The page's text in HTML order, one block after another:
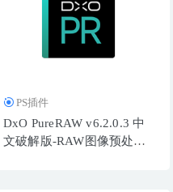
PS插件
DxO PureRAW v6.2.0.3 中
文破解版-RAW图像预处理